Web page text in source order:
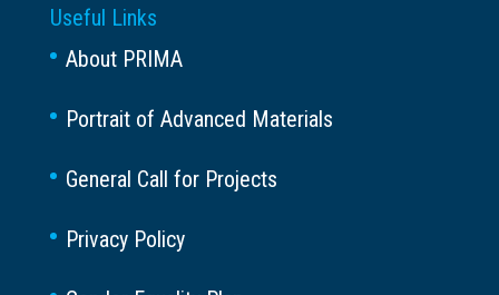
Useful Links
About PRIMA
Portrait of Advanced Materials
General Call for Projects
Privacy Policy